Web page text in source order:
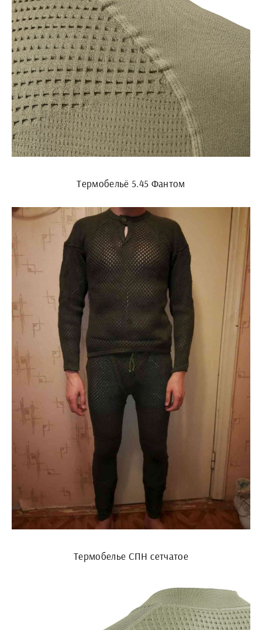
Термобельё 5.45 Фантом
Термобелье СПН сетчатое